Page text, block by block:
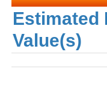
Estimated
Value(s)